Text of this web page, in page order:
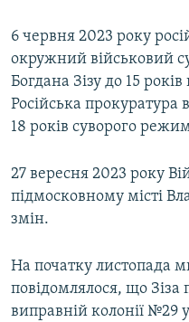
6 червня 2023 року
окружний військовий
Богдана Зізу до 15
Російська прокуратура
18 років суворого
27 вересня 2023 року
підмосковному місті
змін.
На початку листопада
повідомлялося, що Зіза
виправній колонії №29